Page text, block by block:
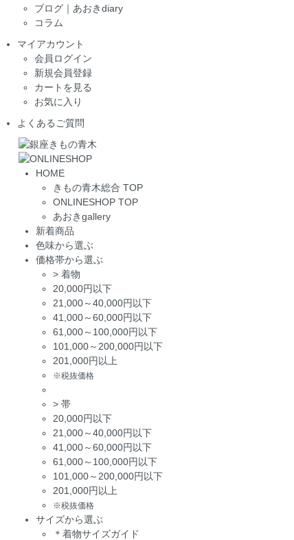
ブログ｜あおきdiary
コラム
マイアカウント
会員ログイン
新規会員登録
カートを見る
お気に入り
よくあるご質問
HOME
きもの青木総合 TOP
ONLINESHOP TOP
あおきgallery
新着商品
色味から選ぶ
価格帯から選ぶ
> 着物
20,000円以下
21,000～40,000円以下
41,000～60,000円以下
61,000～100,000円以下
101,000～200,000円以下
201,000円以上
※税抜価格
> 帯
20,000円以下
21,000～40,000円以下
41,000～60,000円以下
61,000～100,000円以下
101,000～200,000円以下
201,000円以上
※税抜価格
サイズから選ぶ
＊着物サイズガイド